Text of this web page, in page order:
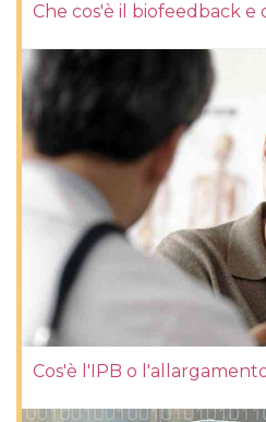
Che cos'è il biofeedback e
Cos'è l'IPB o